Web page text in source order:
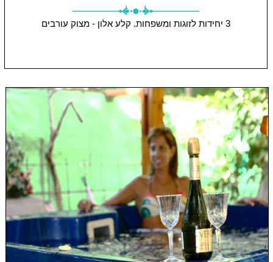
3 יחידות לזוגות ומשפחות. קלע אלון - מצוק עורבים